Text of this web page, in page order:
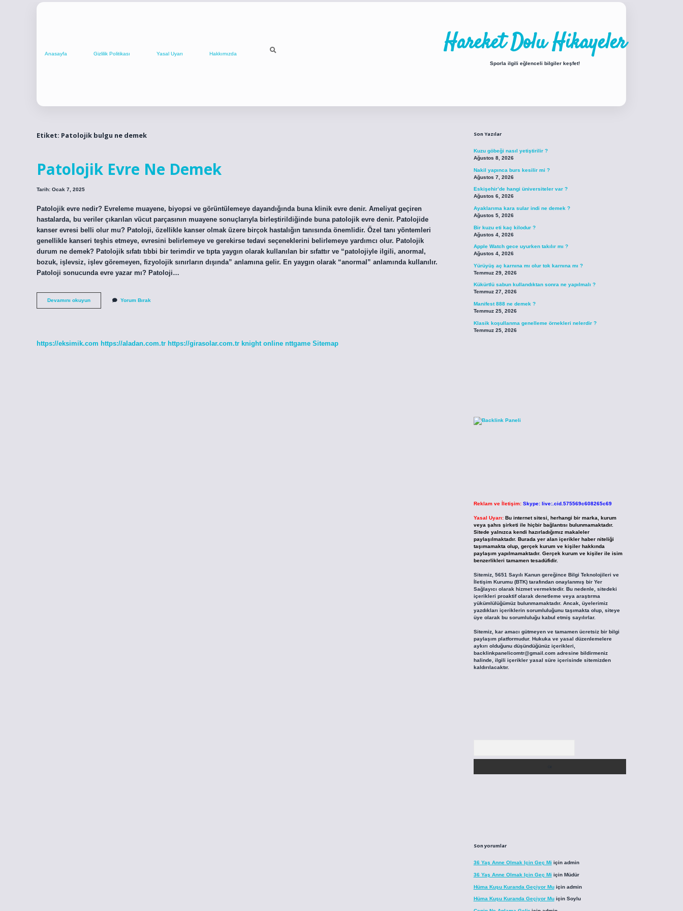
Anasayfa Gizlilik Politikası Yasal Uyarı Hakkımızda Hareket Dolu Hikayeler
Sporla ilgili eğlenceli bilgiler keşfet!
Etiket: Patolojik bulgu ne demek
Patolojik Evre Ne Demek
Tarih: Ocak 7, 2025
Patolojik evre nedir? Evreleme muayene, biyopsi ve görüntülemeye dayandığında buna klinik evre denir. Ameliyat geçiren
hastalarda, bu veriler çıkarılan vücut parçasının muayene sonuçlarıyla birleştirildiğinde buna patolojik evre denir. Patolojide
kanser evresi belli olur mu? Patoloji, özellikle kanser olmak üzere birçok hastalığın tanısında önemlidir. Özel tanı yöntemleri
genellikle kanseri teşhis etmeye, evresini belirlemeye ve gerekirse tedavi seçeneklerini belirlemeye yardımcı olur. Patolojik
durum ne demek? Patolojik sıfatı tıbbi bir terimdir ve tıpta yaygın olarak kullanılan bir sıfattır ve “patolojiyle ilgili, anormal,
bozuk, işlevsiz, işlev göremeyen, fizyolojik sınırların dışında” anlamına gelir. En yaygın olarak “anormal” anlamında kullanılır.
Patoloji sonucunda evre yazar mı? Patoloji…
Devamını okuyunPatolojik
Evre
Yorum Bırak
https://eksimik.com https://aladan.com.tr https://girasolar.com.tr knight online nttgame Sitemap
Son Yazılar
Kuzu göbeği nasıl yetiştirilir ?
Ağustos 8, 2026
Nakil yapınca burs kesilir mi ?
Ağustos 7, 2026
Eskişehir’de hangi üniversiteler var ?
Ağustos 6, 2026
Ayaklarıma kara sular indi ne demek ?
Ağustos 5, 2026
Bir kuzu eti kaç kilodur ?
Ağustos 4, 2026
Apple Watch gece uyurken takılır mı ?
Ağustos 4, 2026
Yürüyüş aç karnına mı olur tok karnına mı ?
Temmuz 29, 2026
Kükürtlü sabun kullandıktan sonra ne yapılmalı ?
Temmuz 27, 2026
Manifest 888 ne demek ?
Temmuz 25, 2026
Klasik koşullanma genelleme örnekleri nelerdir ?
Temmuz 25, 2026
Reklam ve İletişim: Skype: live:.cid.575569c608265c69
Yasal Uyarı: Bu internet sitesi, herhangi bir marka, kurum
veya şahıs şirketi ile hiçbir bağlantısı bulunmamaktadır.
Sitede yalnızca kendi hazırladığımız makaleler
paylaşılmaktadır. Burada yer alan içerikler haber niteliği
taşımamakta olup, gerçek kurum ve kişiler hakkında
paylaşım yapılmamaktadır. Gerçek kurum ve kişiler ile isim
benzerlikleri tamamen tesadüfidir.
Sitemiz, 5651 Sayılı Kanun gereğince Bilgi Teknolojileri ve
İletişim Kurumu (BTK) tarafından onaylanmış bir Yer
Sağlayıcı olarak hizmet vermektedir. Bu nedenle, sitedeki
içerikleri proaktif olarak denetleme veya araştırma
yükümlülüğümüz bulunmamaktadır. Ancak, üyelerimiz
yazdıkları içeriklerin sorumluluğunu taşımakta olup, siteye
üye olarak bu sorumluluğu kabul etmiş sayılırlar.
Sitemiz, kar amacı gütmeyen ve tamamen ücretsiz bir bilgi
paylaşım platformudur. Hukuka ve yasal düzenlemelere
aykırı olduğunu düşündüğünüz içerikleri,
backlinkpanelicomtr@gmail.comadresine bildirmeniz
halinde, ilgili içerikler yasal süre içerisinde sitemizden
kaldırılacaktır.
Son yorumlar
36 Yaş Anne Olmak Için Geç Mi için admin
36 Yaş Anne Olmak Için Geç Mi için Müdür
Hüma Kuşu Kuranda Geçiyor Muiçin admin
Hüma Kuşu Kuranda Geçiyor Muiçin Soylu